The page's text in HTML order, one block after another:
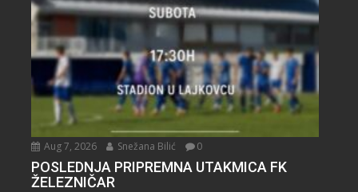
Aug 7, 2026 Snežana Bilić 0
POSLEDNJA PRIPREMNA UTAKMICA FK
ŽELEZNIČAR